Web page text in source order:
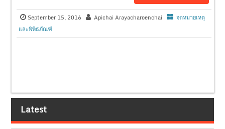
September 15, 2016 Apichai Arayacharoenchai
จดหมายเหตุ
และพิพิธภัณฑ์
Latest